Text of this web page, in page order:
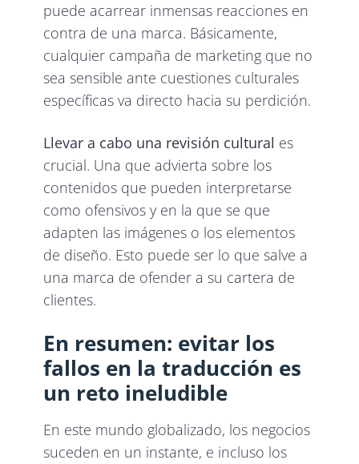
puede acarrear inmensas reacciones en
contra de una marca. Básicamente,
cualquier campaña de marketing que no
sea sensible ante cuestiones culturales
específicas va directo hacia su perdición.
Llevar a cabo una revisión cultural es
crucial. Una que advierta sobre los
contenidos que pueden interpretarse
como ofensivos y en la que se que
adapten las imágenes o los elementos
de diseño. Esto puede ser lo que salve a
una marca de ofender a su cartera de
clientes.
En resumen: evitar los
fallos en la traducción es
un reto ineludible
En este mundo globalizado, los negocios
suceden en un instante, e incluso los